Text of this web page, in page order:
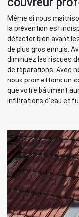
Même si nous
la prévention est
détecter bien avant
de plus gros ennuis.
diminuez les risques
de réparations. Avec
nous promettons un
que votre bâtiment
infiltrations d’eau et